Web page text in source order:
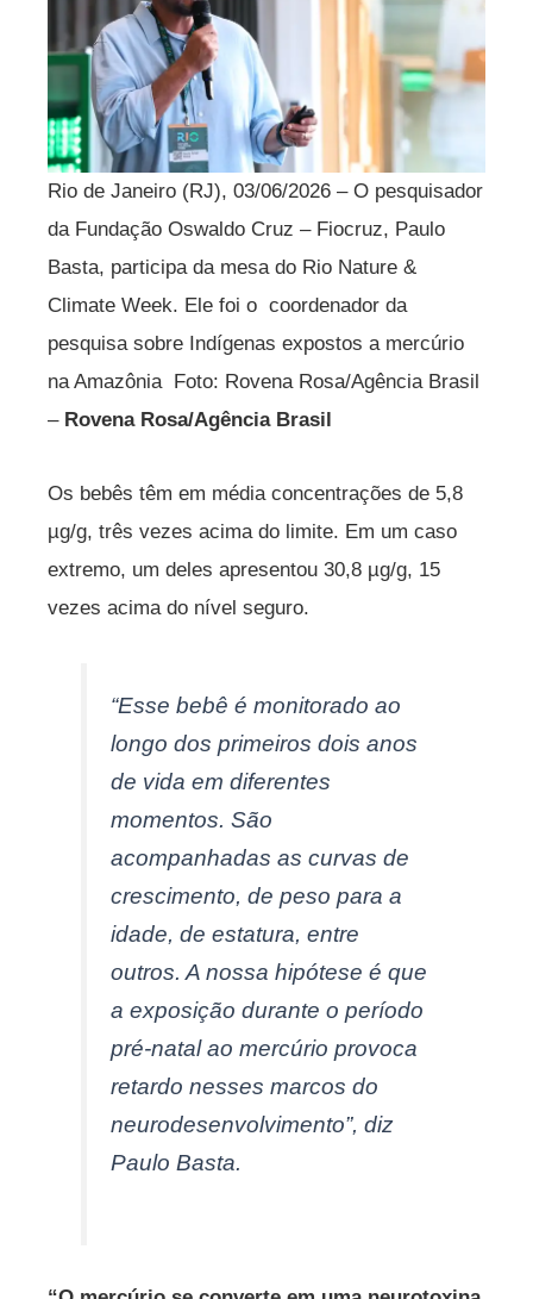
Rio de Janeiro (RJ), 03/06/2026 – O pesquisador
da Fundação Oswaldo Cruz – Fiocruz, Paulo
Basta, participa da mesa do Rio Nature &
Climate Week. Ele foi o coordenador da
pesquisa sobre Indígenas expostos a mercúrio
na Amazônia Foto: Rovena Rosa/Agência Brasil
– Rovena Rosa/Agência Brasil
Os bebês têm em média concentrações de 5,8
µg/g, três vezes acima do limite. Em um caso
extremo, um deles apresentou 30,8 µg/g, 15
vezes acima do nível seguro.
“Esse bebê é monitorado ao
longo dos primeiros dois anos
de vida em diferentes
momentos. São
acompanhadas as curvas de
crescimento, de peso para a
idade, de estatura, entre
outros. A nossa hipótese é que
a exposição durante o período
pré-natal ao mercúrio provoca
retardo nesses marcos do
neurodesenvolvimento”, diz
Paulo Basta.